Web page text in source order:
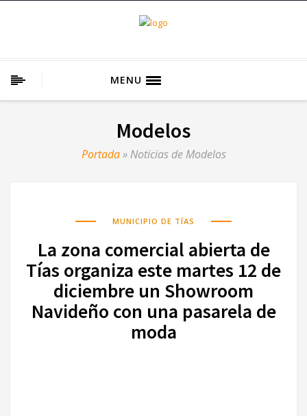
MENU
Modelos
Portada» Noticias de Modelos
MUNICIPIO DE TÍAS
La zona comercial abierta de
Tías organiza este martes 12 de
diciembre un Showroom
Navideño con una pasarela de
moda